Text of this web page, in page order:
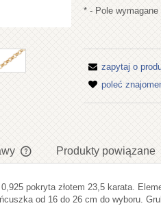
* - Pole wymagane
zapytaj o
poleć
Cena nie zawiera ewentualnych
płatności
Produkty powiązane
pokryta złotem 23,5 karata.
od 16 do 26 cm do wyboru.